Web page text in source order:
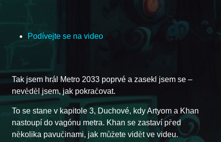
Podívejte se na video
Tak jsem hrál Metro 2033 poprvé a zasekl jsem se –
nevěděl jsem, jak pokračovat.
To se stane v kapitole 3, Duchové, kdy Artyom a Khan
nastoupí do vagónu metra. Khan se zastaví před
několika pavučinami, jak můžete vidět ve videu.